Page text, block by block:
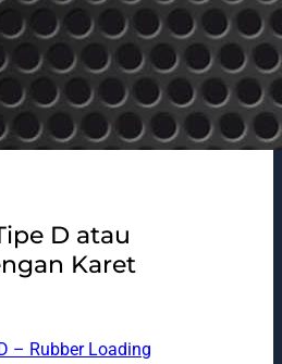
D atau
Karet
– Rubber Loading